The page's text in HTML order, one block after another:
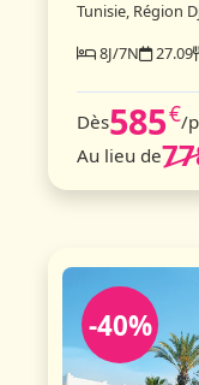
Tunisie, Région
8J/7N
27.09
Dès585€/
Au lieu de
-40%